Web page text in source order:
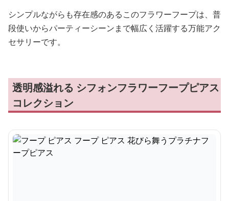
シンプルながらも存在感のあるこのフラワーフープは、普
段使いからパーティーシーンまで幅広く活躍する万能アク
セサリーです。
透明感溢れる シフォンフラワーフープピアス
コレクション